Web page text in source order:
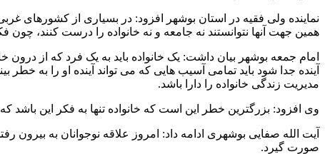
نماینده ولی فقیه در استان بوشهر افزود: در بسیاری از کشورهای
همین جهت آنها نتوانستند نه جامعه و نه خانواده را درست کنند، چون
امام جمعه بوشهر بیان داشت: یک خانواده باید به یک فرد که از
آینده جدا شود باید تمامی آسیب هایی که می تواند آینده او را به
مدیریت زندگی خانواده را دارا باشد.
وی افزود: بزرگترین خطر این است که خانواده تنها به فکر این باشد
آیت الله صفایی بوشهری ادامه داد: امروز علاقه نوجوانان به
صورت گیرد.